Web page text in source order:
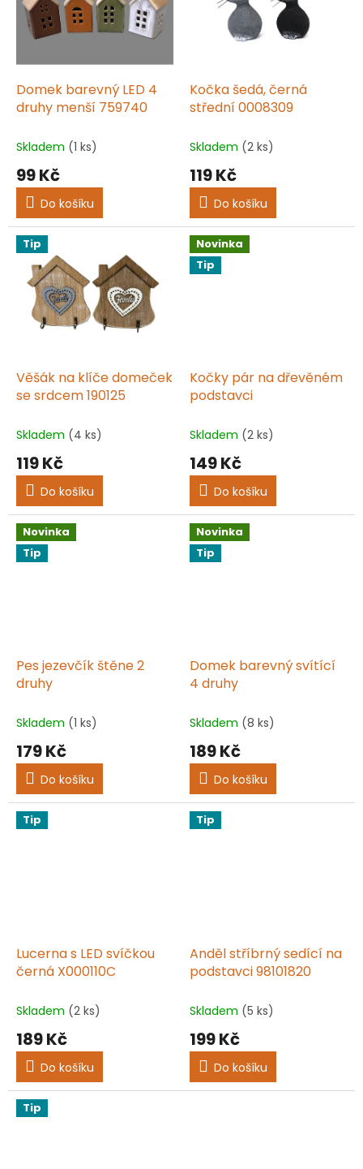
ů
o
d
u
Domek barevný LED 4
druhy menší 759740
Skladem (1 ks)
99 Kč
Do košíku
Kočka šedá, černá
střední 0008309
Skladem (2 ks)
119 Kč
Do košíku
Tip
Věšák na klíče domeček
se srdcem 190125
Skladem (4 ks)
119 Kč
Do košíku
Novinka
Tip
Kočky pár na dřevěném
podstavci
Skladem (2 ks)
149 Kč
Do košíku
Novinka
Tip
Pes jezevčík štěne 2
druhy
Skladem (1 ks)
179 Kč
Do košíku
Novinka
Tip
Domek barevný svítící
4 druhy
Skladem (8 ks)
189 Kč
Do košíku
Tip
Lucerna s LED svíčkou
černá X000110C
Skladem (2 ks)
189 Kč
Do košíku
Tip
Anděl stříbrný sedící na
podstavci 98101820
Skladem (5 ks)
199 Kč
Do košíku
Tip